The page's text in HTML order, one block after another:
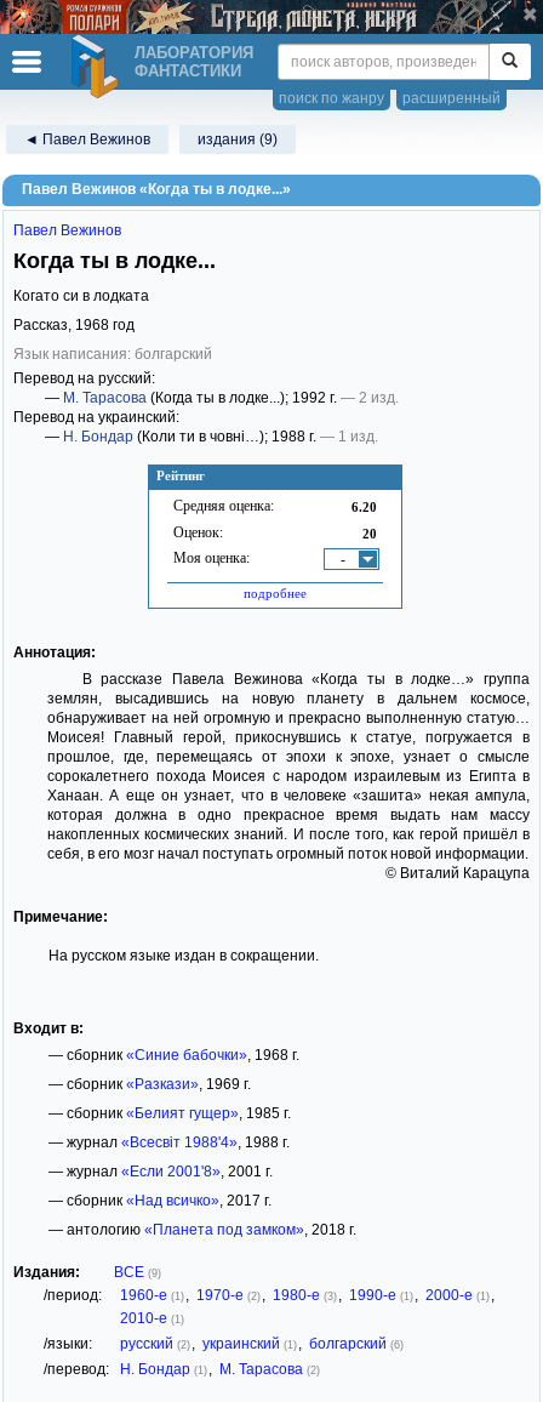
ЛАБОРАТОРИЯ
ФАНТАСТИКИ
расширенный
поиск по жанру
◄ Павел Вежинов издания (9)
Павел Вежинов «Когда ты в лодке...»
Рейтинг
Средняя оценка: 6.20
Оценок: 20
Моя оценка: -
подробнее
Павел Вежинов
Когда ты в лодке...
Когато си в лодката
Рассказ, 1968 год
Язык написания: болгарский
Перевод на русский:
— М. Тарасова (Когда ты в лодке...); 1992 г. — 2 изд.
Перевод на украинский:
— Н. Бондар (Коли ти в човні…); 1988 г. — 1 изд.
Аннотация:
В рассказе Павела Вежинова «Когда ты в лодке…» группа
землян, высадившись на новую планету в дальнем космосе,
обнаруживает на ней огромную и прекрасно выполненную статую…
Моисея! Главный герой, прикоснувшись к статуе, погружается в
прошлое, где, перемещаясь от эпохи к эпохе, узнает о смысле
сорокалетнего похода Моисея с народом израилевым из Египта в
Ханаан. А еще он узнает, что в человеке «зашита» некая ампула,
которая должна в одно прекрасное время выдать нам массу
накопленных космических знаний. И после того, как герой пришёл в
себя, в его мозг начал поступать огромный поток новой информации.
© Виталий Карацупа
Примечание:
На русском языке издан в сокращении.
Входит в:
— сборник «Синие бабочки», 1968 г.
— сборник «Разкази», 1969 г.
— сборник «Белият гущер», 1985 г.
— журнал «Всесвіт 1988'4», 1988 г.
— журнал «Если 2001'8», 2001 г.
— сборник «Над всичко», 2017 г.
— антологию «Планета под замком», 2018 г.
Издания: ВСЕ (9)
/период: 1960-е (1) 1970-е (2) 1980-е (3) 1990-е (1) 2000-е (1)
2010-е (1)
/языки: русский (2) украинский (1) болгарский (6)
/перевод: Н. Бондар (1) М. Тарасова (2)